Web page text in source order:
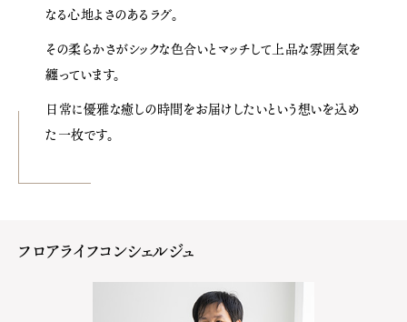
なる心地よさのあるラグ。
その柔らかさがシックな色合いとマッチして上品な雰囲気を
纏っています。
日常に優雅な癒しの時間をお届けしたいという想いを込め
た一枚です。
フロアライフコンシェルジュ